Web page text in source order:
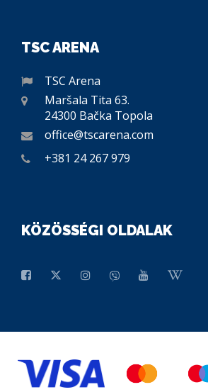
TSC ARENA
TSC Arena
Maršala Tita 63.
24300 Bačka Topola
office@tscarena.com
+381 24 267 979
KÖZÖSSÉGI OLDALAK